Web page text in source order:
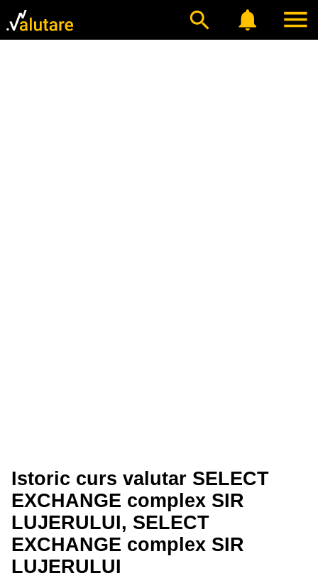
Istoric curs valutar SELECT
EXCHANGE complex SIR
LUJERULUI, SELECT
EXCHANGE complex SIR
LUJERULUI